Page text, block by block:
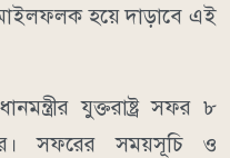
হয়ে দাড়াবে এই
যুক্তরাষ্ট্র সফর ৮
সফরের সময়সূচি ও